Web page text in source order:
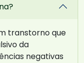
transtorno que
da
negativas